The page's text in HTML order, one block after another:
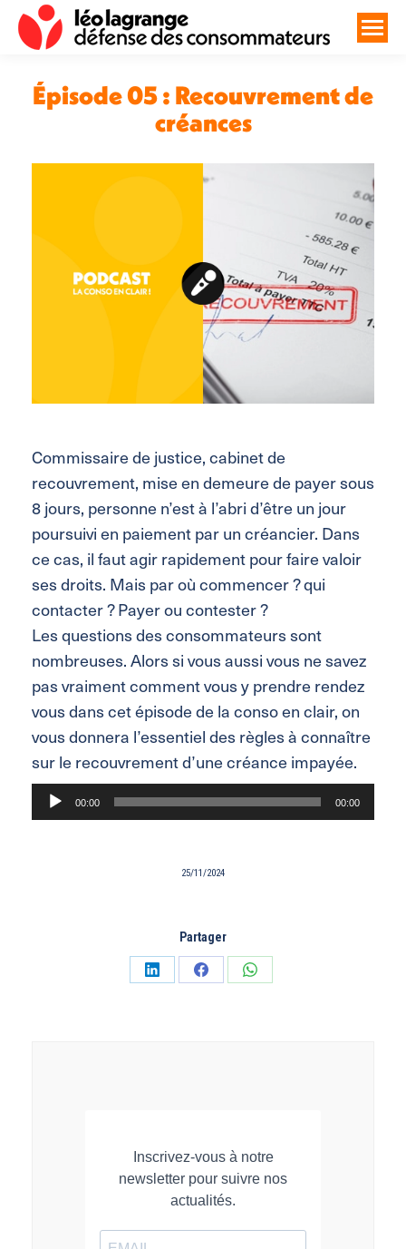
Épisode 05 : Recouvrement de
créances
Commissaire de justice, cabinet de
recouvrement, mise en demeure de payer sous
8 jours, personne n’est à l’abri d’être un jour
poursuivi en paiement par un créancier. Dans
ce cas, il faut agir rapidement pour faire valoir
ses droits. Mais par où commencer ? qui
contacter ? Payer ou contester ?
Les questions des consommateurs sont
nombreuses. Alors si vous aussi vous ne savez
pas vraiment comment vous y prendre rendez
vous dans cet épisode de la conso en clair, on
vous donnera l’essentiel des règles à connaître
sur le recouvrement d’une créance impayée.
Lecteur
audio
00:00 00:00
25/11/2024
Partager
PartagerPartagerPartager